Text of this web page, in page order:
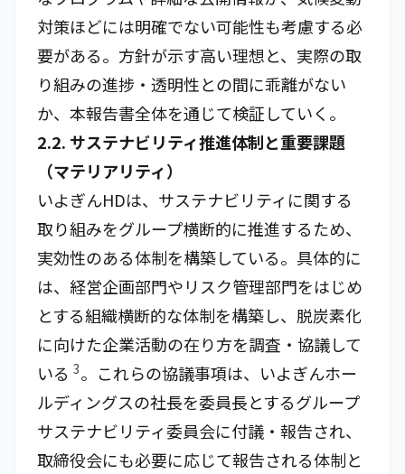
対策ほどには明確でない可能性も考慮する必
要がある。方針が示す高い理想と、実際の取
り組みの進捗・透明性との間に乖離がない
か、本報告書全体を通じて検証していく。
2.2. サステナビリティ推進体制と重要課題
（マテリアリティ）
いよぎんHDは、サステナビリティに関する
取り組みをグループ横断的に推進するため、
実効性のある体制を構築している。具体的に
は、経営企画部門やリスク管理部門をはじめ
とする組織横断的な体制を構築し、脱炭素化
に向けた企業活動の在り方を調査・協議して
いる 3。これらの協議事項は、いよぎんホー
ルディングスの社長を委員長とするグループ
サステナビリティ委員会に付議・報告され、
取締役会にも必要に応じて報告される体制と